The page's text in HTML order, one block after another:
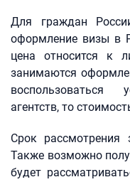
Для граждан
оформление визы в
цена относится к
занимаются
воспользоваться
агентств, то
Срок рассмотрения
Также возможно
будет